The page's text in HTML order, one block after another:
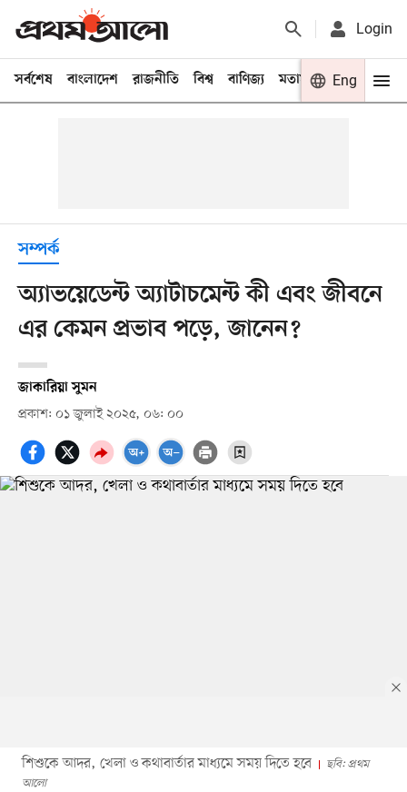
Login
সর্বশেষ বাংলাদেশ রাজনীতি বিশ্ব বাণিজ্য মতামত খেলা
Eng
সম্পর্ক
অ্যাভয়েডেন্ট অ্যাটাচমেন্ট কী এবং জীবনে
এর কেমন প্রভাব পড়ে, জানেন?
জাকারিয়া সুমন
প্রকাশ: ০১ জুলাই ২০২৫, ০৬: ০০
শিশুকে আদর, খেলা ও কথাবার্তার মাধ্যমে সময় দিতে হবে
ছবি: প্রথম
আলো